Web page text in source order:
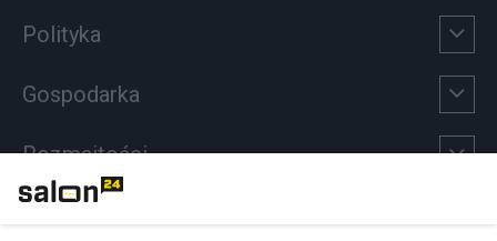
Polityka
Gospodarka
Rozmaitości